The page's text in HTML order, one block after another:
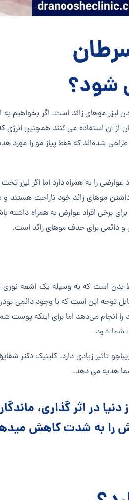
شود؟
لیزر موهای زائد است. اگر
از آن استفاده می کنند همچنین
شده‌اند که فقط پیاز مو را
را به همراه دارد اما اگر
موهای زائد خود ناراحت هستند و
برخی افراد عوارض به همراه
و دائمی برای حذف موهای زائد است.
بدن است که به وسیله یک اشعه
توجه این است که با وجود دائمی
را انجام می‌دهد اما برای اینکه پوست
شما شود.
تاثیر زیادی دارد. کلینیک دکتر
شما هدیه می دهد.
در اثر گذاری،
را به شدت کاهش